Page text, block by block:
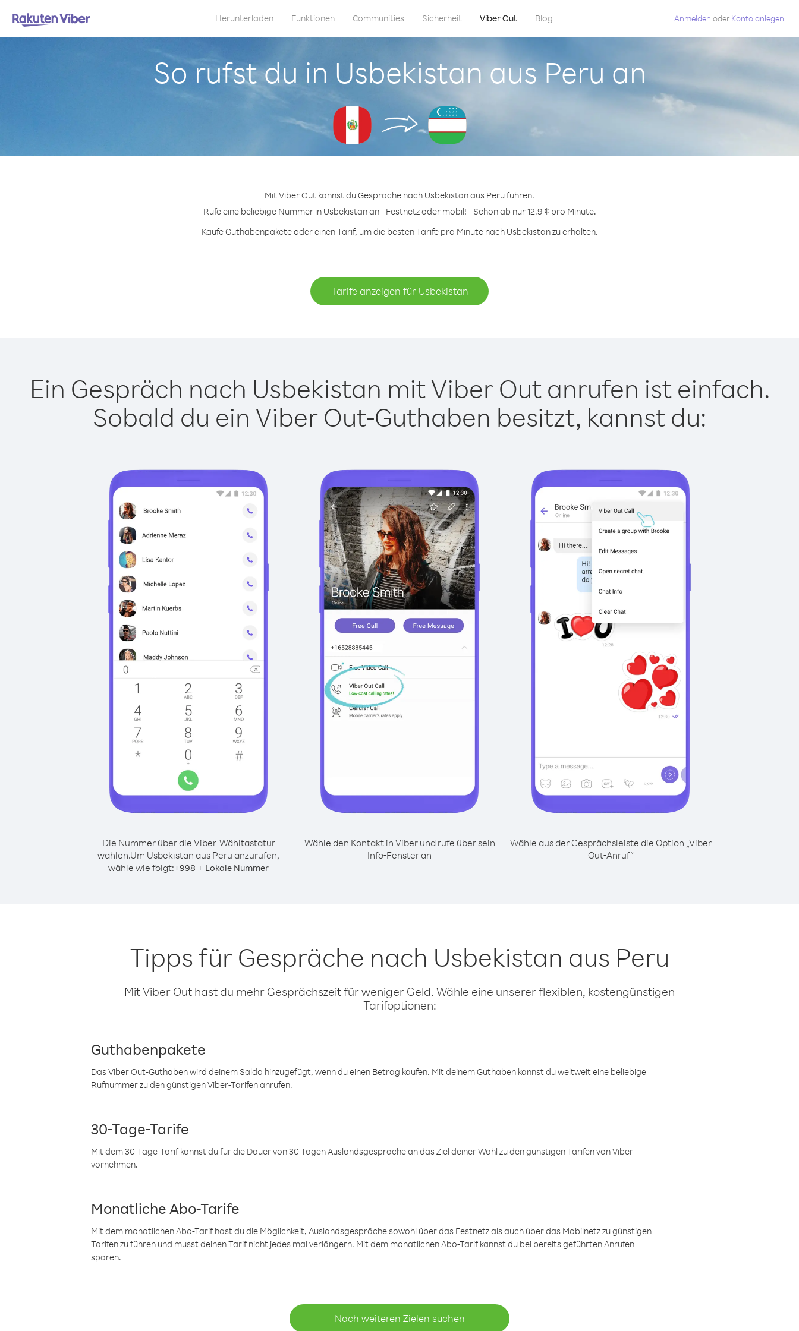
Herunterladen Funktionen Communities Sicherheit Viber Out Blog Anmelden oder Konto anlegen
So rufst du in Usbekistan aus Peru an
Mit Viber Out kannst du Gespräche nach Usbekistan aus Peru führen.
Rufe eine beliebige Nummer in Usbekistan an - Festnetz oder mobil! - Schon ab nur 12.9 ¢ pro Minute.
Kaufe Guthabenpakete oder einen Tarif, um die besten Tarife pro Minute nach Usbekistan zu erhalten.
Tarife anzeigen für Usbekistan
Ein Gespräch nach Usbekistan mit Viber Out anrufen ist einfach.
Sobald du ein Viber Out-Guthaben besitzt, kannst du:
Die Nummer über die Viber-Wähltastatur
wählen.Um Usbekistan aus Peru anzurufen,
wähle wie folgt:+998 + Lokale Nummer
Wähle den Kontakt in Viber und rufe über sein
Info-Fenster an
Wähle aus der Gesprächsleiste die Option „Viber
Out-Anruf“
Tipps für Gespräche nach Usbekistan aus Peru
Mit Viber Out hast du mehr Gesprächszeit für weniger Geld. Wähle eine unserer flexiblen, kostengünstigen
Tarifoptionen:
Guthabenpakete
Das Viber Out-Guthaben wird deinem Saldo hinzugefügt, wenn du einen Betrag kaufen. Mit deinem Guthaben kannst du weltweit eine beliebige
Rufnummer zu den günstigen Viber-Tarifen anrufen.
30-Tage-Tarife
Mit dem 30-Tage-Tarif kannst du für die Dauer von 30 Tagen Auslandsgespräche an das Ziel deiner Wahl zu den günstigen Tarifen von Viber
vornehmen.
Monatliche Abo-Tarife
Mit dem monatlichen Abo-Tarif hast du die Möglichkeit, Auslandsgespräche sowohl über das Festnetz als auch über das Mobilnetz zu günstigen
Tarifen zu führen und musst deinen Tarif nicht jedes mal verlängern. Mit dem monatlichen Abo-Tarif kannst du bei bereits geführten Anrufen
sparen.
Nach weiteren Zielen suchen